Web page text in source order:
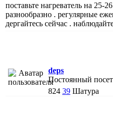
поставьте нагреватель на 25-
разнообразно . регулярные
дергайтесь сейчас .
deps
Постоянный
824 39 Шатура